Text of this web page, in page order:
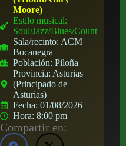
Moore)
Estilo musical:
Soul/Jazz/Blues/Country
Sala/recinto: ACM
Bocanegra
Población:Piloña
Provincia: Asturias
(Principado de
Asturias)
Fecha:01/08/2026
Hora:8:00 pm
Compartir en: